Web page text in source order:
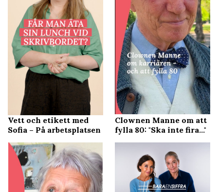
Vett och etikett med
Sofia – På arbetsplatsen
Clownen Manne om att
fylla 80: "Ska inte fira..."